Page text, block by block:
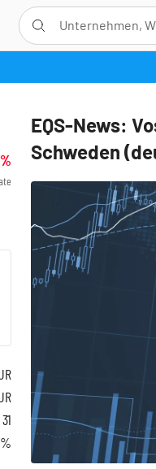
EQS-News:
Schweden
%
31